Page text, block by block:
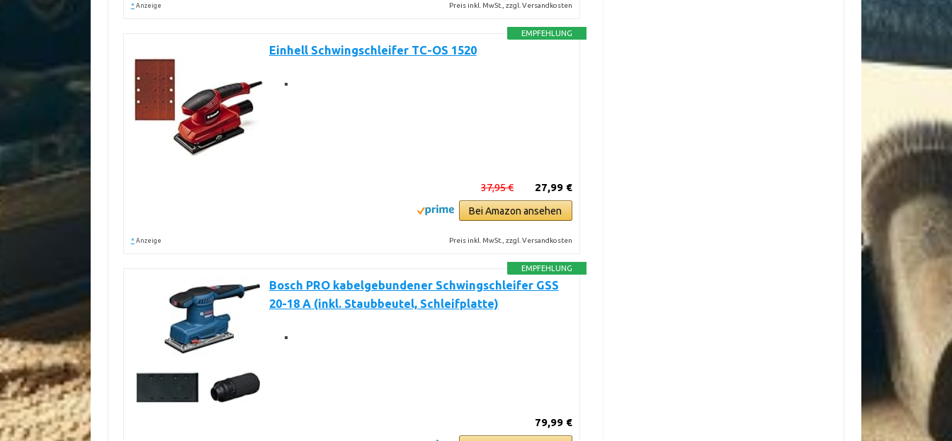
* Anzeige Preis inkl. MwSt., zzgl. Versandkosten
EMPFEHLUNG
Einhell Schwingschleifer TC-OS 1520
27,99 €
37,95 €
Bei Amazon ansehen
* Anzeige Preis inkl. MwSt., zzgl. Versandkosten
EMPFEHLUNG
Bosch PRO kabelgebundener Schwingschleifer GSS
20-18 A (inkl. Staubbeutel, Schleifplatte)
79,99 €